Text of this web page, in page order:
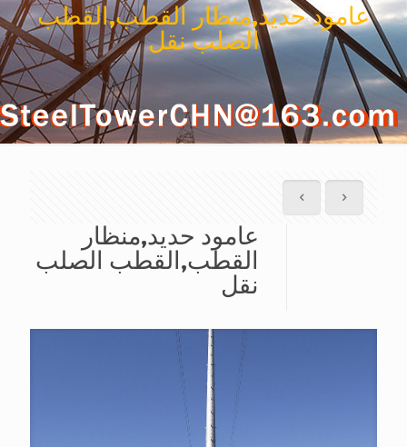
عامود حديد,منظار القطب,القطب
الصلب نقل
عامود حديد,منظار
القطب,القطب الصلب
نقل